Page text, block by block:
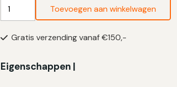
Type
Vuilniszakken
28
Toevoegen aan winkelwagen
Gratis verzending vanaf €150,-
Eigenschappen |